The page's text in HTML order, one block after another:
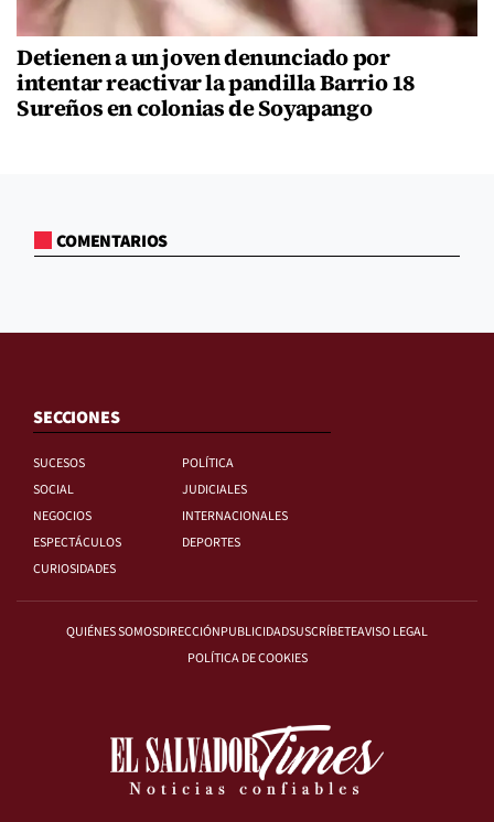
Detienen a un joven denunciado por
intentar reactivar la pandilla Barrio 18
Sureños en colonias de Soyapango
COMENTARIOS
SECCIONES
SUCESOS
POLÍTICA
SOCIAL
JUDICIALES
NEGOCIOS
INTERNACIONALES
ESPECTÁCULOS
DEPORTES
CURIOSIDADES
QUIÉNES SOMOSDIRECCIÓNPUBLICIDADSUSCRÍBETEAVISO LEGAL
POLÍTICA DE COOKIES